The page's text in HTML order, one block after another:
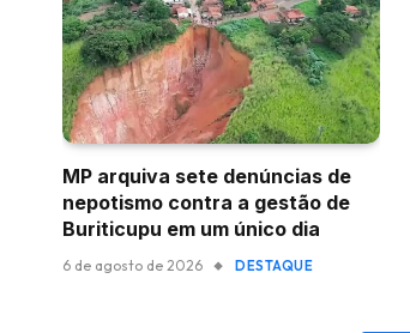
MP arquiva sete denúncias de
nepotismo contra a gestão de
Buriticupu em um único dia
6 de agosto de 2026 DESTAQUE